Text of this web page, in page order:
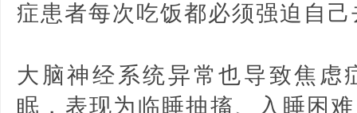
症患者每次吃饭都必须强迫自
大脑神经系统异常也导致焦虑
眠，表现为临睡抽搐、入睡困